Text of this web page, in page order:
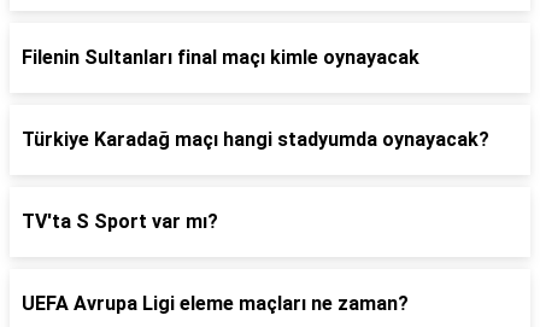
Filenin Sultanları final maçı kimle oynayacak
Türkiye Karadağ maçı hangi stadyumda oynayacak?
TV'ta S Sport var mı?
UEFA Avrupa Ligi eleme maçları ne zaman?